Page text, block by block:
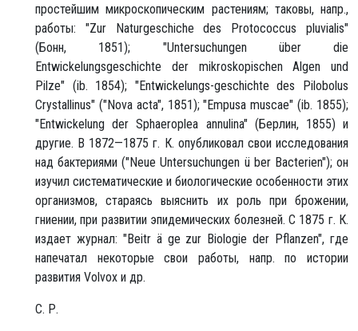
простейшим микроскопическим растениям; таковы, напр.,
работы: "Zur Naturgeschiche des Protococcus pluvialis"
(Бонн, 1851); "Untersuchungen über die
Entwickelungsgeschichte der mikroskopischen Algen und
Pilze" (ib. 1854); "Entwickelungs-geschichte des Pilobolus
Crystallinus" ("Nova acta", 1851); "Empusa muscae" (ib. 1855);
"Entwickelung der Sphaeroplea annulina" (Берлин, 1855) и
другие. В 1872—1875 г. К. опубликовал свои исследования
над бактериями ("Neue Untersuchungen ü ber Bacterien"); он
изучил систематические и биологические особенности этих
организмов, стараясь выяснить их роль при брожении,
гниении, при развитии эпидемических болезней. С 1875 г. К.
издает журнал: "Beitr ä ge zur Biologie der Pflanzen", где
напечатал некоторые свои работы, напр. по истории
развития Volvox и др.
С. Р.